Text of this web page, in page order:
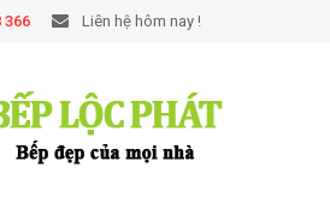
366 Liên hệ hôm nay !